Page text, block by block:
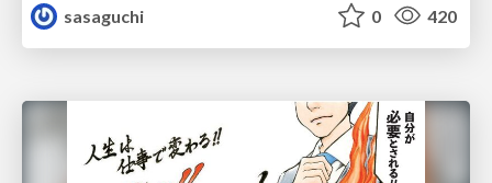
sasaguchi
0 420